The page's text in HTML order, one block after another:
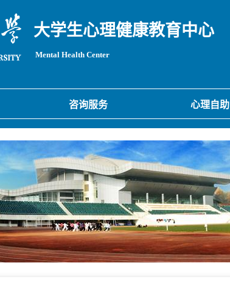
大学生心理健康教育中心
Mental Health Center
咨询服务 心理自助